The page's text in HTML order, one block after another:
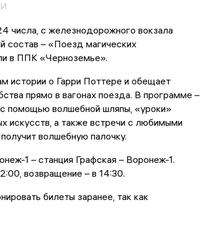
числа, с железнодорожного вокзала
состав – «Поезд магических
в ППК «Черноземье».
истории о Гарри Поттере и обещает
прямо в вагонах поезда. В программе –
помощью волшебной шляпы, «уроки»
искусств, а также встречи с любимыми
волшебную палочку.
1 – станция Графская – Воронеж-1.
возвращение – в 14:30.
билеты заранее, так как